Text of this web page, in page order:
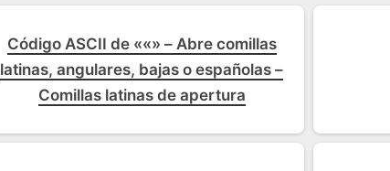
Código ASCII de ««» – Abre comillas
latinas, angulares, bajas o españolas –
Comillas latinas de apertura